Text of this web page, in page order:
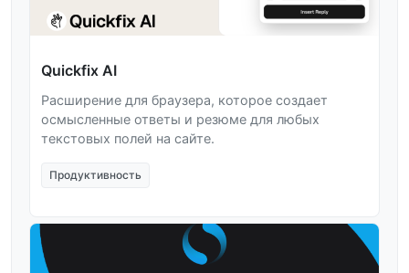
Quickfix AI
Расширение для браузера, которое создает
осмысленные ответы и резюме для любых
текстовых полей на сайте.
Продуктивность